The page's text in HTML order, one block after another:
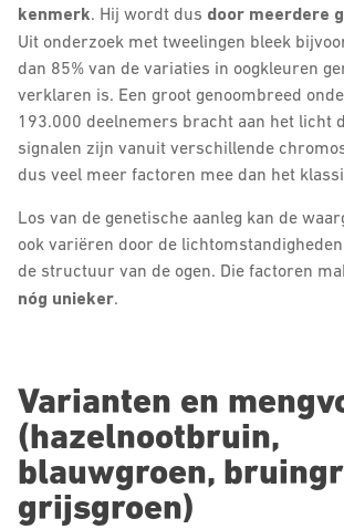
kenmerk. Hij wordt dus door meerdere
Uit onderzoek met tweelingen bleek
dan 85% van de variaties in oogkleuren
verklaren is. Een groot genoombreed
193.000 deelnemers bracht aan het licht
signalen zijn vanuit verschillende
dus veel meer factoren mee dan het
Los van de genetische aanleg kan de
ook variëren door de
de structuur van de ogen. Die factoren
nóg unieker.
Varianten en
(hazelnootbruin,
blauwgroen,
grijsgroen)